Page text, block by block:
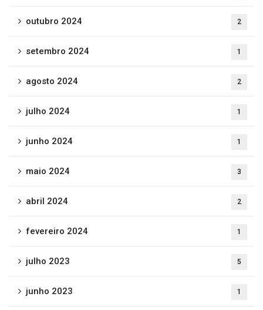
outubro 2024 2
setembro 2024 1
agosto 2024 2
julho 2024 1
junho 2024 1
maio 2024 3
abril 2024 2
fevereiro 2024 1
julho 2023 5
junho 2023 1